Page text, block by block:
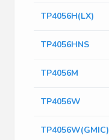
TP4056H(LX)
TP4056HNS
TP4056M
TP4056W
TP4056W(GMIC)